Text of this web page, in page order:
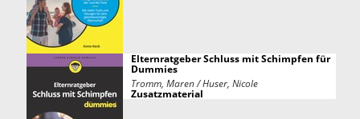
Elternratgeber Schluss mit Schimpfen für
Dummies
Tromm, Maren / Huser, Nicole
Zusatzmaterial